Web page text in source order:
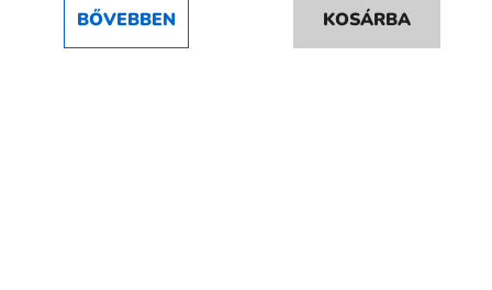
BŐVEBBEN KOSÁRBA